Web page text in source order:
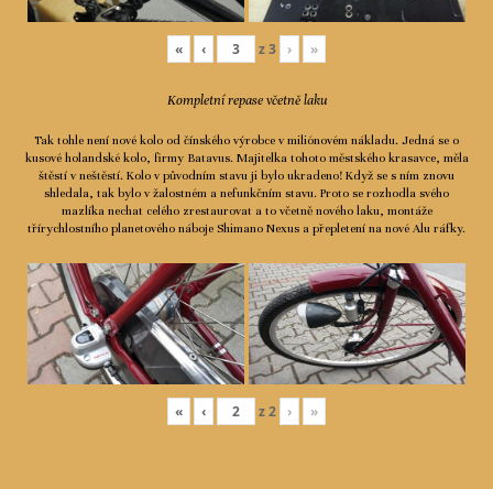
« ‹ z3 › »
Kompletní repase včetně laku
Tak tohle není nové kolo od čínského výrobce v miliónovém nákladu. Jedná se o
kusové holandské kolo, firmy Batavus. Majitelka tohoto městského krasavce, měla
štěstí v neštěstí. Kolo v původním stavu ji bylo ukradeno! Když se s ním znovu
shledala, tak bylo v žalostném a nefunkčním stavu. Proto se rozhodla svého
mazlíka nechat celého zrestaurovat a to včetně nového laku, montáže
třírychlostního planetového náboje Shimano Nexus a přepletení na nové Alu ráfky.
« ‹ z2 › »